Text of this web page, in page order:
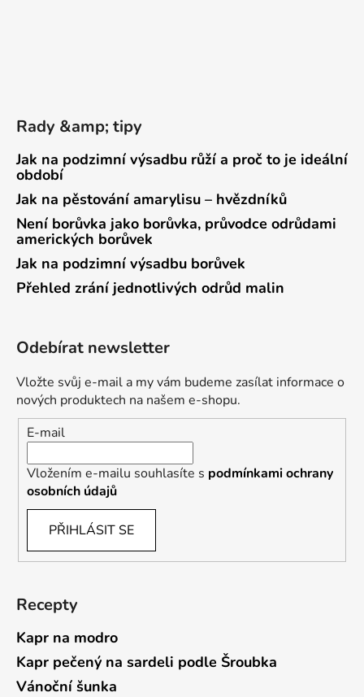
Rady &amp; tipy
Jak na podzimní výsadbu růží a proč to je ideální
období
Jak na pěstování amarylisu – hvězdníků
Není borůvka jako borůvka, průvodce odrůdami
amerických borůvek
Jak na podzimní výsadbu borůvek
Přehled zrání jednotlivých odrůd malin
Odebírat newsletter
Vložte svůj e-mail a my vám budeme zasílat informace o
nových produktech na našem e-shopu.
E-mail
Vložením e-mailu souhlasíte s podmínkami ochrany
osobních údajů
PŘIHLÁSIT SE
Recepty
Kapr na modro
Kapr pečený na sardeli podle Šroubka
Vánoční šunka